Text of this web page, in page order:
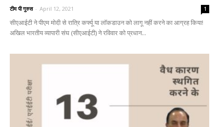
टीम पी गुरुस - April 12, 2021 1
सीएआईटी ने पीएम मोदी से रात्रि कर्फ्यू या लॉकडाउन को लागू नहीं करने का आग्रह किया!
अखिल भारतीय व्यापारी संघ (सीएआईटी) ने रविवार को प्रधान...